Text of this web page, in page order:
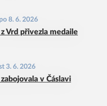
po 8. 6. 2026
Vrd přivezla medaile
3. 6. 2026
v Čáslavi